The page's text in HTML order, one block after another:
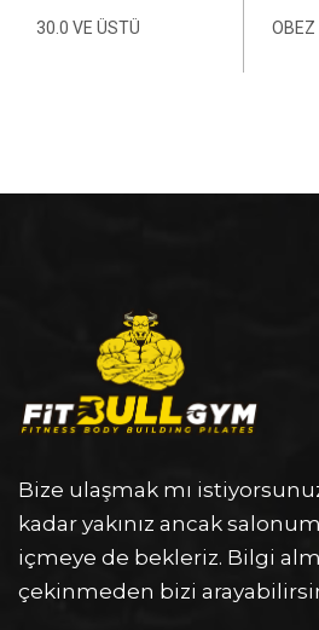
30.0 VE ÜSTÜ OBEZ
Bize ulaşmak mı
kadar yakınız ancak
içmeye de bekleriz. Bilgi
çekinmeden bizi